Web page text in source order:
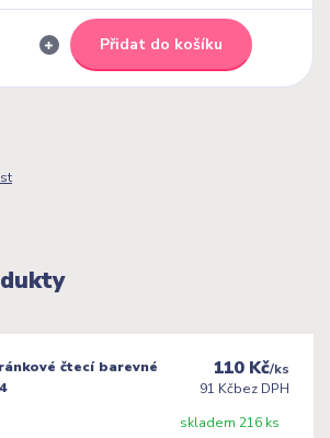
Přidat do košíku
čtecí barevné
110 Kč/ks
91 Kčbez DPH
skladem 216 ks